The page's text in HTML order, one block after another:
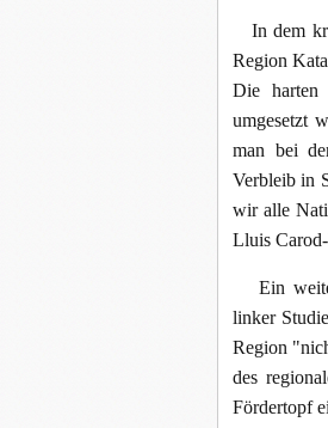
In dem
Region
Die harten
umgesetzt
man bei
Verbleib in
wir alle
Lluis
Ein
linker
Region
des
Fördertopf